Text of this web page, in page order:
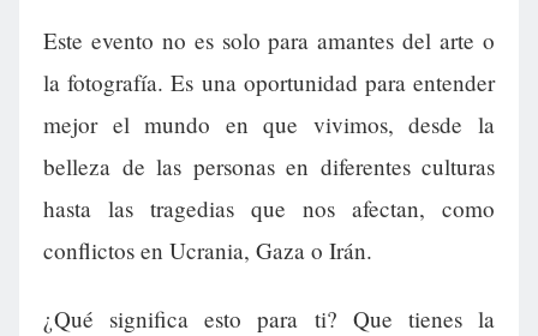
Este evento no es solo para amantes del arte o
la fotografía. Es una oportunidad para entender
mejor el mundo en que vivimos, desde la
belleza de las personas en diferentes culturas
hasta las tragedias que nos afectan, como
conflictos en Ucrania, Gaza o Irán.
¿Qué significa esto para ti? Que tienes la